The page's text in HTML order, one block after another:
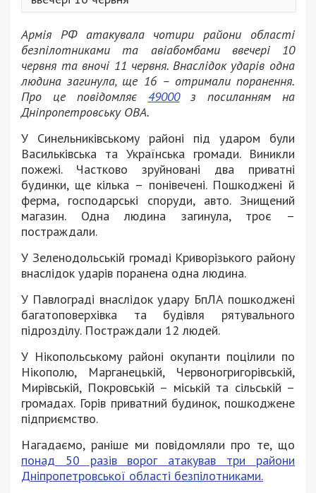
Армія РФ атакувала чотири райони області
безпілотниками та авіабомбами ввечері 10
червня та вночі 11 червня. Внаслідок ударів одна
людина загинула, ще 16 – отримали поранення.
Про це повідомляє 49000з посиланням на
Дніпропетровську ОВА.
У Синельниківському районі під ударом були
Васильківська та Українська громади. Виникли
пожежі. Частково зруйновані два приватні
будинки, ще кілька – понівечені. Пошкоджені й
ферма, господарські споруди, авто. Знищений
магазин. Одна людина загинула, троє –
постраждали.
У Зеленодольській громаді Криворізького району
внаслідок ударів поранена одна людина.
У Павлограді внаслідок удару БпЛА пошкоджені
багатоповерхівка та будівля рятувального
підрозділу. Постраждали 12 людей.
У Нікопольському районі окупанти поцілили по
Нікополю, Марганецькій, Червоногригорівській,
Мирівській, Покровській – міській та сільській –
громадах. Горів приватний будинок, пошкоджене
підприємство.
Нагадаємо, раніше ми повідомляли про те, що
понад 50 разів ворог атакував три райони
Дніпропетровської області безпілотниками.